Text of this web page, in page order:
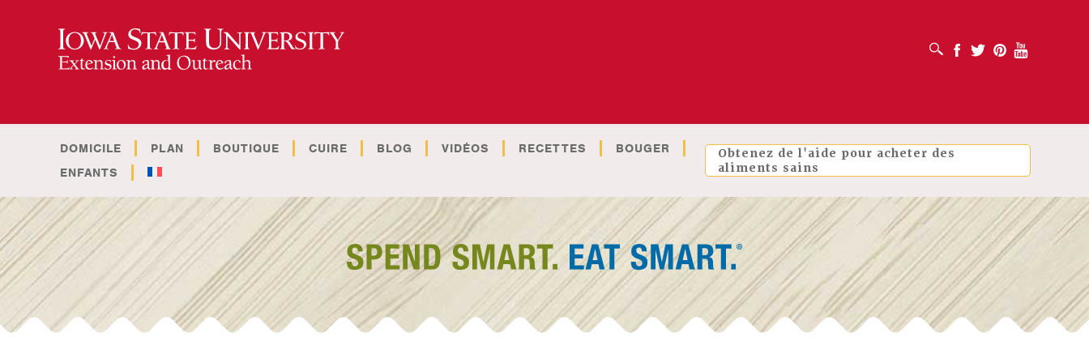
OUVRIR LA BOÎTE DE RECHERCHE
Facebook
Twitter PinterestYoutube
DOMICILE PLAN BOUTIQUE CUIRE BLOG VIDÉOS RECETTES
BOUGER
ENFANTS
Obtenez de l'aide pour acheter des
aliments sains